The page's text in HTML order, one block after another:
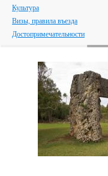
Культура
Визы, правила въезда
Достопримечательности